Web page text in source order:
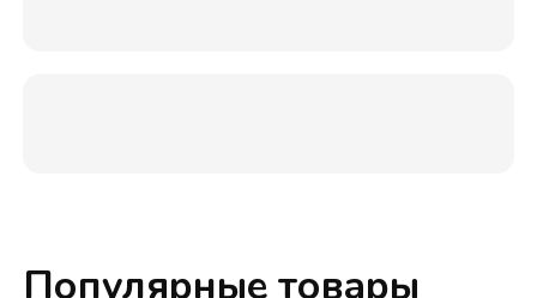
Популярные товары